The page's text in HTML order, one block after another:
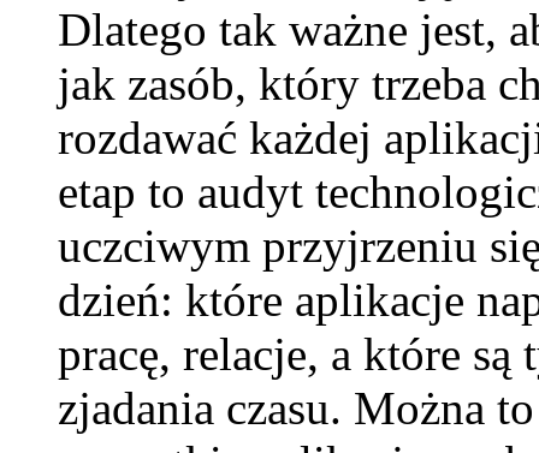
Dlatego tak ważne jest,
jak zasób, który trzeba
rozdawać każdej
etap to audyt
uczciwym przyjrzeniu
dzień: które aplikacje
pracę, relacje, a które
zjadania czasu. Można